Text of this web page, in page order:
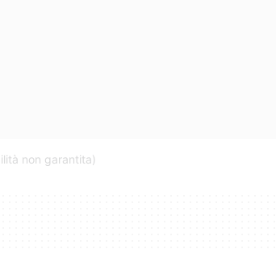
non garantita)